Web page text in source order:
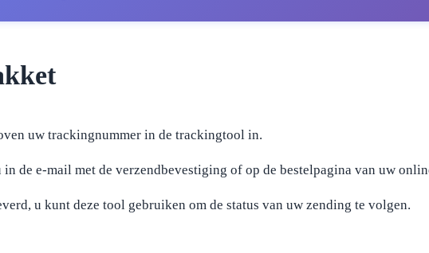
uw trackingnummer in de trackingtool in.
de e-mail met de verzendbevestiging of op de bestelpagina van uw
u kunt deze tool gebruiken om de status van uw zending te volgen.